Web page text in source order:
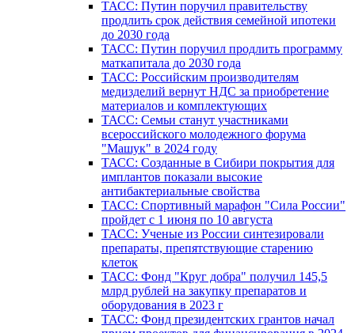
ТАСС: Путин поручил правительству
продлить срок действия семейной ипотеки
до 2030 года
ТАСС: Путин поручил продлить программу
маткапитала до 2030 года
ТАСС: Российским производителям
медизделий вернут НДС за приобретение
материалов и комплектующих
ТАСС: Семьи станут участниками
всероссийского молодежного форума
"Машук" в 2024 году
ТАСС: Созданные в Сибири покрытия для
имплантов показали высокие
антибактериальные свойства
ТАСС: Спортивный марафон "Сила России"
пройдет с 1 июня по 10 августа
ТАСС: Ученые из России синтезировали
препараты, препятствующие старению
клеток
ТАСС: Фонд "Круг добра" получил 145,5
млрд рублей на закупку препаратов и
оборудования в 2023 г
ТАСС: Фонд президентских грантов начал